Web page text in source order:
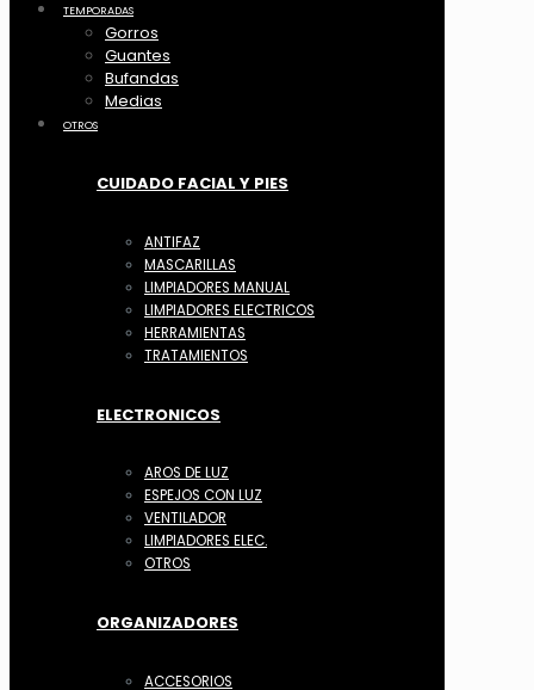
TEMPORADAS
Gorros
Guantes
Bufandas
Medias
OTROS
CUIDADO FACIAL Y PIES
ANTIFAZ
MASCARILLAS
LIMPIADORES MANUAL
LIMPIADORES ELECTRICOS
HERRAMIENTAS
TRATAMIENTOS
ELECTRONICOS
AROS DE LUZ
ESPEJOS CON LUZ
VENTILADOR
LIMPIADORES ELEC.
OTROS
ORGANIZADORES
ACCESORIOS